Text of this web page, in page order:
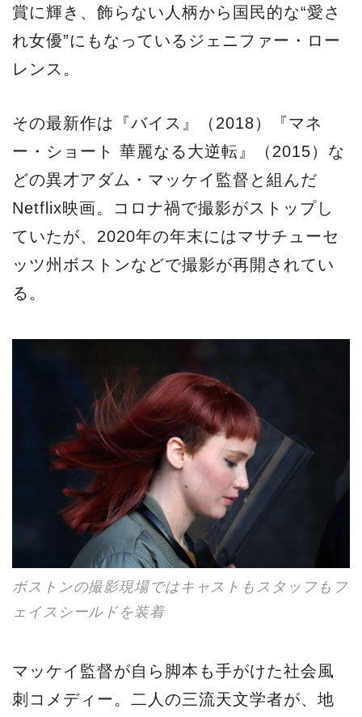
賞に輝き、飾らない人柄から国民的な“愛さ
れ女優”にもなっているジェニファー・ロー
レンス。
その最新作は『バイス』（2018）『マネ
ー・ショート 華麗なる大逆転』（2015）な
どの異才アダム・マッケイ監督と組んだ
Netflix映画。コロナ禍で撮影がストップし
ていたが、2020年の年末にはマサチューセ
ッツ州ボストンなどで撮影が再開されてい
る。
ボストンの撮影現場ではキャストもスタッフもフ
ェイスシールドを装着
マッケイ監督が自ら脚本も手がけた社会風
刺コメディー。二人の三流天文学者が、地